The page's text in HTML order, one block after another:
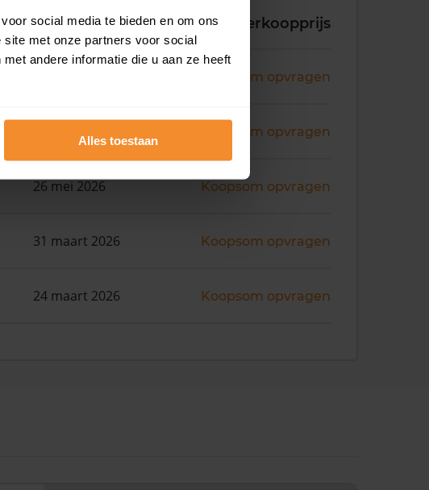
social media te bieden en om ons
met onze partners voor social
andere informatie die u aan ze heeft
Alles toestaan
Verkoopdatum Verkoopprijs
Koopsom opvragen
Koopsom opvragen
26 mei 2026 Koopsom opvragen
31 maart 2026 Koopsom opvragen
24 maart 2026 Koopsom opvragen